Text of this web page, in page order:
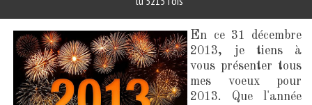
En ce 31 décembre
2013, je tiens à
vous présenter tous
mes voeux pour
2013. Que l'année